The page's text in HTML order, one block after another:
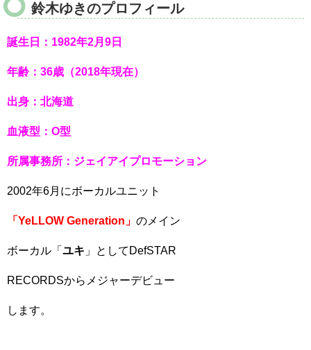
鈴木ゆきのプロフィール
誕生日：1982年2月9日
年齢：36歳（2018年現在）
出身：北海道
血液型：O型
所属事務所： ジェイアイプロモーション
2002年6月にボーカルユニット
「YeLLOW Generation」 のメイン
ボーカル「 ユキ 」としてDefSTAR
RECORDSからメジャーデビュー
します。